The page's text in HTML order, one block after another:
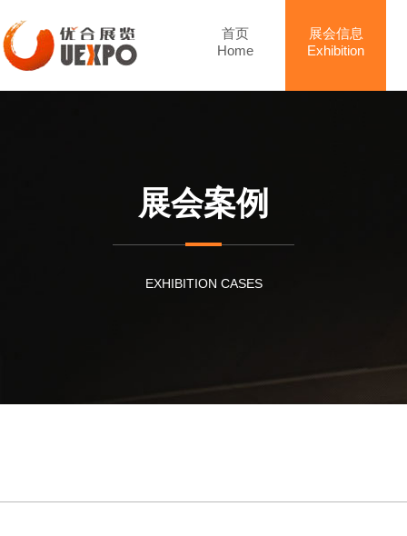
首页
Home
展会信息
Exhibition
展会案例
EXHIBITION CASES